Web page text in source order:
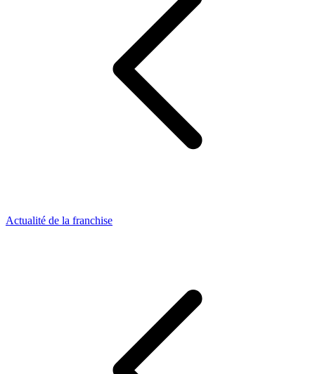
Actualité de la franchise